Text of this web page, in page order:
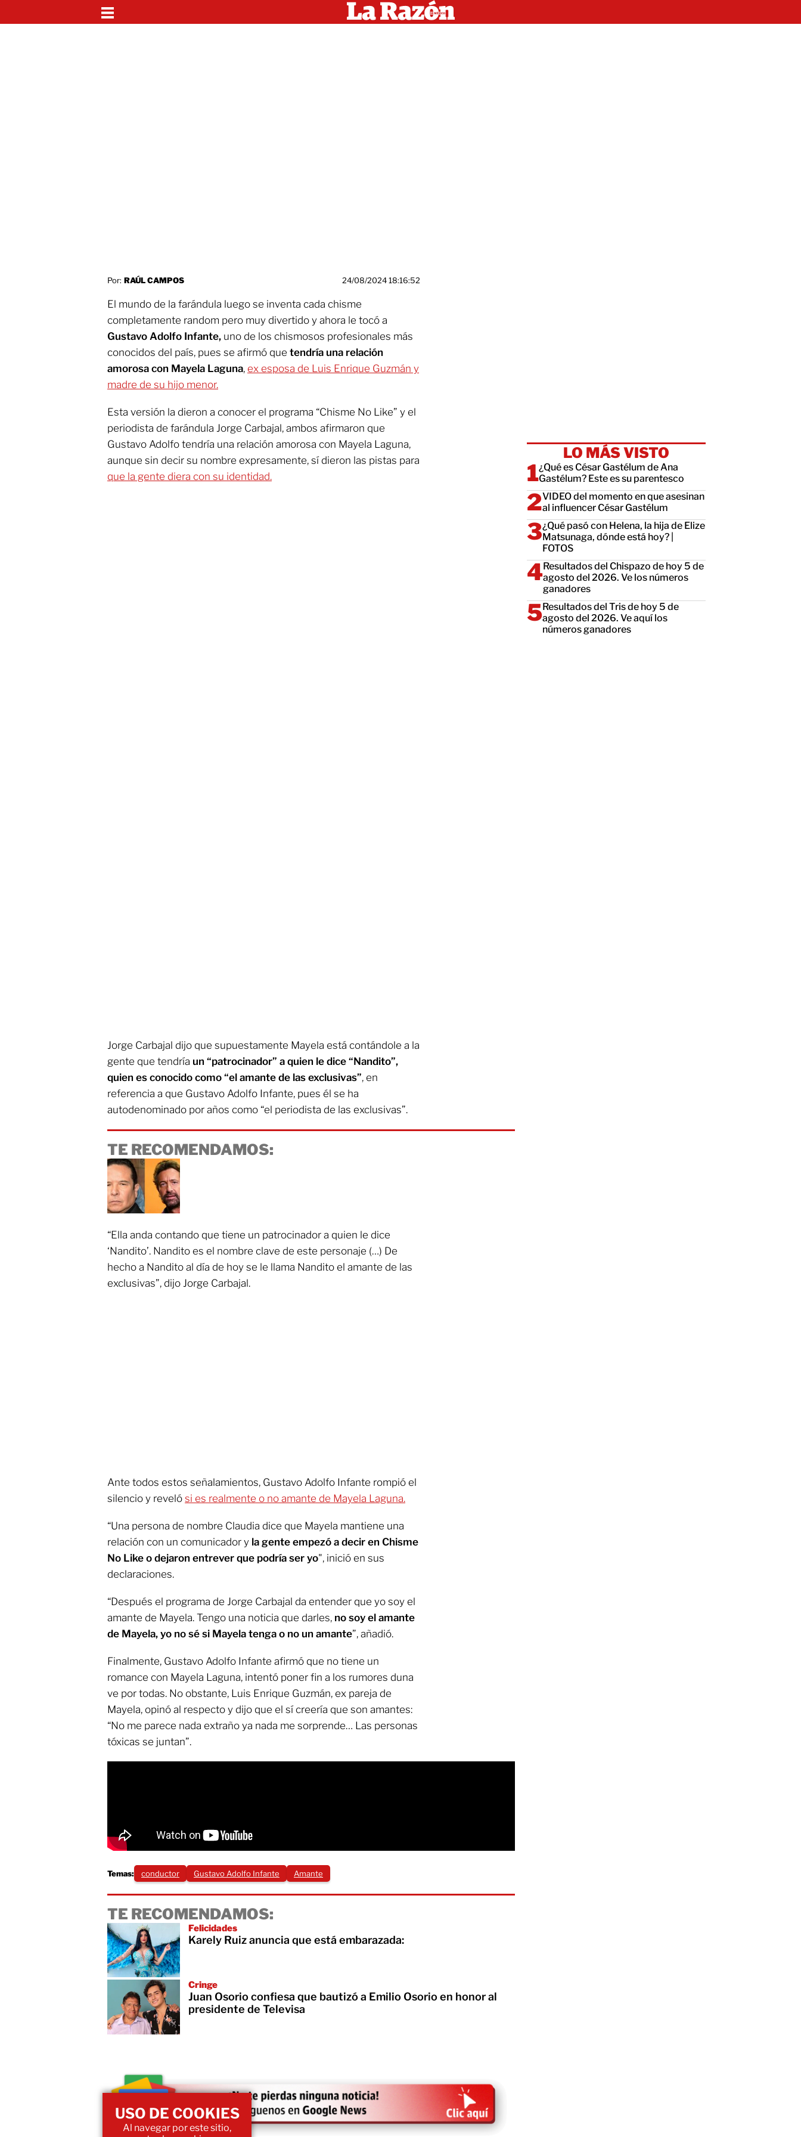
Por: RAÚL CAMPOS 24/08/2024 18:16:52
El mundo de la farándula luego se inventa cada chisme
completamente random pero muy divertido y ahora le tocó a
Gustavo Adolfo Infante, uno de los chismosos profesionales más
conocidos del país, pues se afirmó que tendría una relación
amorosa con Mayela Laguna, ex esposa de Luis Enrique Guzmán y
madre de su hijo menor.
Esta versión la dieron a conocer el programa “Chisme No Like” y el
periodista de farándula Jorge Carbajal, ambos afirmaron que
Gustavo Adolfo tendría una relación amorosa con Mayela Laguna,
aunque sin decir su nombre expresamente, sí dieron las pistas para
que la gente diera con su identidad.
Jorge Carbajal dijo que supuestamente Mayela está contándole a la
gente que tendría un “patrocinador” a quien le dice “Nandito”,
quien es conocido como “el amante de las exclusivas”, en
referencia a que Gustavo Adolfo Infante, pues él se ha
autodenominado por años como “el periodista de las exclusivas”.
TE RECOMENDAMOS:
“Ella anda contando que tiene un patrocinador a quien le dice
‘Nandito’. Nandito es el nombre clave de este personaje (…) De
hecho a Nandito al día de hoy se le llama Nandito el amante de las
exclusivas”, dijo Jorge Carbajal.
Ante todos estos señalamientos, Gustavo Adolfo Infante rompió el
silencio y reveló si es realmente o no amante de Mayela Laguna.
“Una persona de nombre Claudia dice que Mayela mantiene una
relación con un comunicador y la gente empezó a decir en Chisme
No Like o dejaron entrever que podría ser yo", inició en sus
declaraciones.
“Después el programa de Jorge Carbajal da entender que yo soy el
amante de Mayela. Tengo una noticia que darles, no soy el amante
de Mayela, yo no sé si Mayela tenga o no un amante”, añadió.
Finalmente, Gustavo Adolfo Infante afirmó que no tiene un
romance con Mayela Laguna, intentó poner fin a los rumores duna
ve por todas. No obstante, Luis Enrique Guzmán, ex pareja de
Mayela, opinó al respecto y dijo que el sí creería que son amantes:
“No me parece nada extraño ya nada me sorprende… Las personas
tóxicas se juntan”.
Temas: conductor Gustavo Adolfo Infante Amante
TE RECOMENDAMOS:
Felicidades
Karely Ruiz anuncia que está embarazada:
Cringe
Juan Osorio confiesa que bautizó a Emilio Osorio en honor al
presidente de Televisa
LO MÁS VISTO
¿Qué es César Gastélum de Ana
Gastélum? Este es su parentesco
VIDEO del momento en que asesinan
al influencer César Gastélum
¿Qué pasó con Helena, la hija de Elize
Matsunaga, dónde está hoy? |
FOTOS
Resultados del Chispazo de hoy 5 de
agosto del 2026. Ve los números
ganadores
Resultados del Tris de hoy 5 de
agosto del 2026. Ve aquí los
números ganadores
USO DE COOKIES
Al navegar por este sitio,